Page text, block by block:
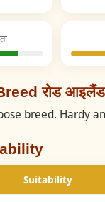
रोड
breed. Hardy
Suitability